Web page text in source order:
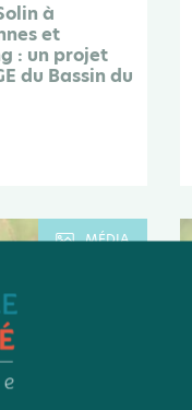
à
et
: un projet
du Bassin du
MÉDIA